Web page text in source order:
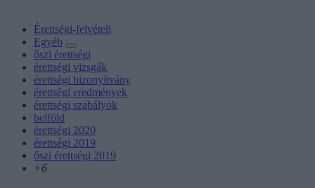
Érettségi-felvételi
Egyéb
őszi érettségi
érettségi vizsgák
érettségi bizonyítvány
érettségi eredmények
érettségi szabályok
belföld
érettségi 2020
érettségi 2019
őszi érettségi 2019
+6